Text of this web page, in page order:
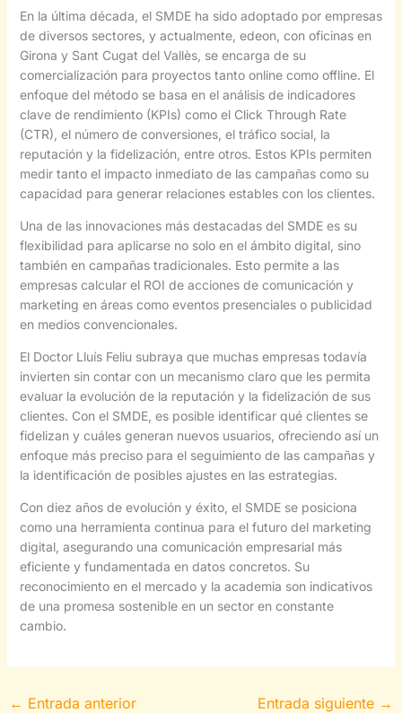
En la última década, el SMDE ha sido adoptado por empresas
de diversos sectores, y actualmente, edeon, con oficinas en
Girona y Sant Cugat del Vallès, se encarga de su
comercialización para proyectos tanto online como offline. El
enfoque del método se basa en el análisis de indicadores
clave de rendimiento (KPIs) como el Click Through Rate
(CTR), el número de conversiones, el tráfico social, la
reputación y la fidelización, entre otros. Estos KPIs permiten
medir tanto el impacto inmediato de las campañas como su
capacidad para generar relaciones estables con los clientes.
Una de las innovaciones más destacadas del SMDE es su
flexibilidad para aplicarse no solo en el ámbito digital, sino
también en campañas tradicionales. Esto permite a las
empresas calcular el ROI de acciones de comunicación y
marketing en áreas como eventos presenciales o publicidad
en medios convencionales.
El Doctor Lluís Feliu subraya que muchas empresas todavía
invierten sin contar con un mecanismo claro que les permita
evaluar la evolución de la reputación y la fidelización de sus
clientes. Con el SMDE, es posible identificar qué clientes se
fidelizan y cuáles generan nuevos usuarios, ofreciendo así un
enfoque más preciso para el seguimiento de las campañas y
la identificación de posibles ajustes en las estrategias.
Con diez años de evolución y éxito, el SMDE se posiciona
como una herramienta continua para el futuro del marketing
digital, asegurando una comunicación empresarial más
eficiente y fundamentada en datos concretos. Su
reconocimiento en el mercado y la academia son indicativos
de una promesa sostenible en un sector en constante
cambio.
← Entrada anterior Entrada siguiente →